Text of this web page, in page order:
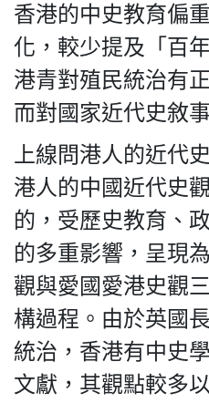
2018
Silent
Majority
For
HK.
All
rights
reserved.
香港的中史教育偏
化，較少提及「百
港青對殖民統治有
而對國家近代史敘
上線問港人的近代
港人的中國近代史
的，受歷史教育、
的多重影響，呈現
觀與愛國愛港史觀
構過程。由於英國
統治，香港有中史
文獻，其觀點較多